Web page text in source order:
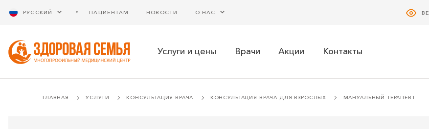
РУССКИЙ ПАЦИЕНТАМ НОВОСТИ О НАС
Услуги и цены Врачи Акции Контакты
ГЛАВНАЯ УСЛУГИ КОНСУЛЬТАЦИЯ ВРАЧА КОНСУЛЬТАЦИЯ ВРАЧА ДЛЯ ВЗРОСЛЫХ МАНУАЛЬНЫЙ ТЕРАПЕВТ